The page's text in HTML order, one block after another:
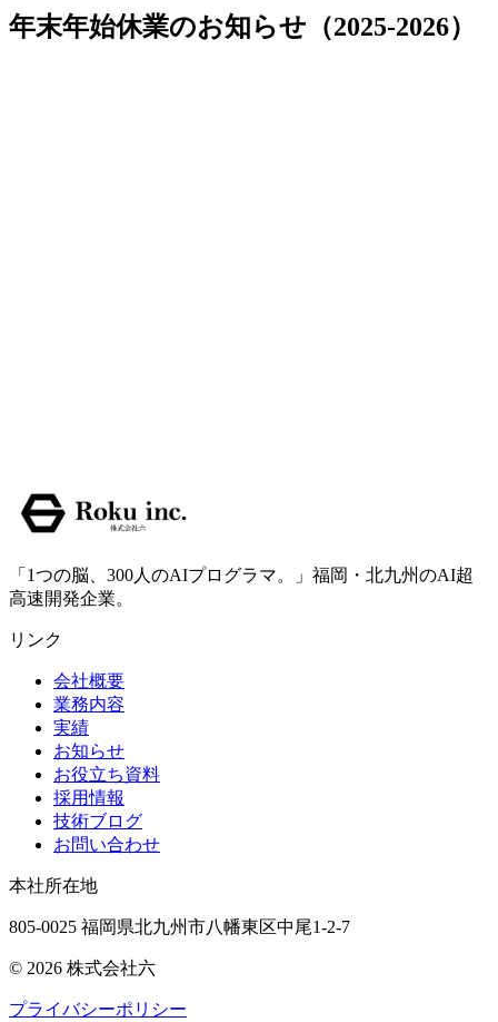
年末年始休業のお知らせ（2025-2026）
「1つの脳、300人のAIプログラマ。」福岡・北九州のAI超
高速開発企業。
リンク
会社概要
業務内容
実績
お知らせ
お役立ち資料
採用情報
技術ブログ
お問い合わせ
本社所在地
805-0025 福岡県北九州市八幡東区中尾1-2-7
© 2026 株式会社六
プライバシーポリシー